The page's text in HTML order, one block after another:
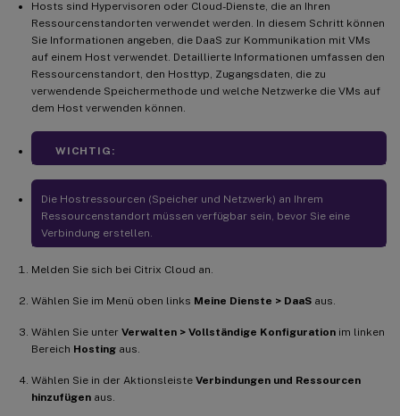
Hosts sind Hypervisoren oder Cloud-Dienste, die an Ihren
Ressourcenstandorten verwendet werden. In diesem Schritt können
Sie Informationen angeben, die DaaS zur Kommunikation mit VMs
auf einem Host verwendet. Detaillierte Informationen umfassen den
Ressourcenstandort, den Hosttyp, Zugangsdaten, die zu
verwendende Speichermethode und welche Netzwerke die VMs auf
dem Host verwenden können.
WICHTIG:
Die Hostressourcen (Speicher und Netzwerk) an Ihrem
Ressourcenstandort müssen verfügbar sein, bevor Sie eine
Verbindung erstellen.
Melden Sie sich bei Citrix Cloud an.
Wählen Sie im Menü oben links Meine Dienste > DaaS aus.
Wählen Sie unter Verwalten > Vollständige Konfiguration im linken
Bereich Hosting aus.
Wählen Sie in der Aktionsleiste Verbindungen und Ressourcen
hinzufügen aus.